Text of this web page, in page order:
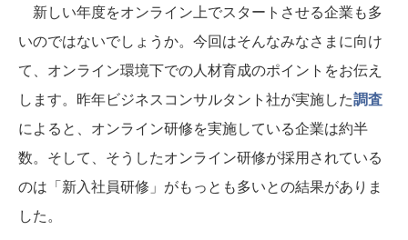
新しい年度をオンライン上でスタートさせる企業も多
いのではないでしょうか。今回はそんなみなさまに向け
て、オンライン環境下での人材育成のポイントをお伝え
します。昨年ビジネスコンサルタント社が実施した調査
によると、オンライン研修を実施している企業は約半
数。そして、そうしたオンライン研修が採用されている
のは「新入社員研修」がもっとも多いとの結果がありま
した。